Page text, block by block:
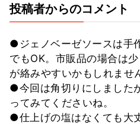
投稿者からのコメント
●ジェノベーゼソースは手
でもOK。市販品の場合は
が絡みやすいかもしれませ
●今回は角切りにしました
ってみてくださいね。
●仕上げの塩はなくても大